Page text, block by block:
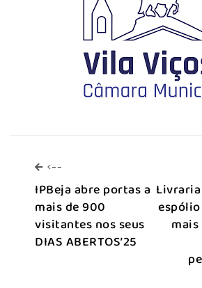
<--
IPBeja abre portas a
mais de 900
visitantes nos seus
DIAS ABERTOS’25